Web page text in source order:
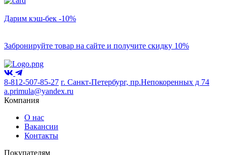
Дарим кэш-бек -10%
Забронируйте товар на сайте и получите скидку 10%
8-812-507-85-27 г. Санкт-Петербург, пр.Непокоренных д 74
a.primula@yandex.ru
Компания
О нас
Вакансии
Контакты
Покупателям